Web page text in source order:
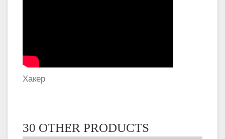
Хакер
30 OTHER PRODUCTS